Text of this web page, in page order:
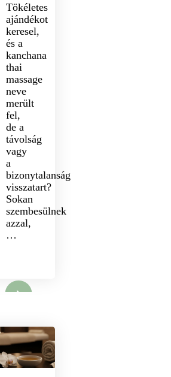
Tökéletes
ajándékot
keresel,
és a
kanchana
thai
massage
neve
merült
fel,
de a
távolság
vagy
a
bizonytalanság
visszatart?
Sokan
szembesülnek
azzal,
…